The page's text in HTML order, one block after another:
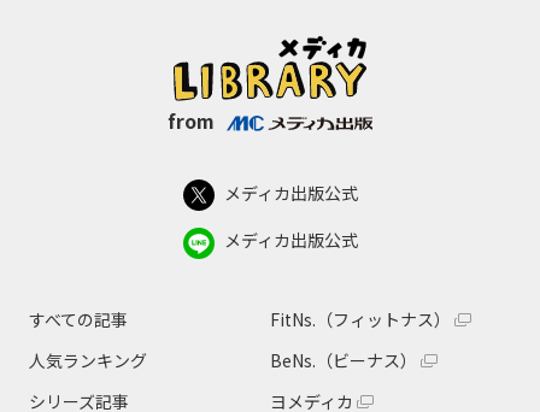
from
メディカ出版公式
メディカ出版公式
すべての記事
人気ランキング
シリーズ記事
FitNs.（フィットナス）
BeNs.（ビーナス）
ヨメディカ